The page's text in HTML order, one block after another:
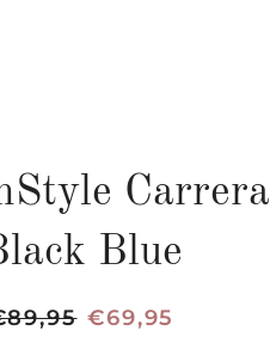
Carrera
Blue
Precio
€69,95